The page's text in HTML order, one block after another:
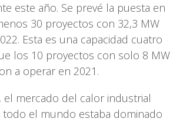
este año. Se prevé la puesta en
30 proyectos con 32,3 MW
Esta es una capacidad cuatro
los 10 proyectos con solo 8 MW
a operar en 2021.
mercado del calor industrial
todo el mundo estaba dominado